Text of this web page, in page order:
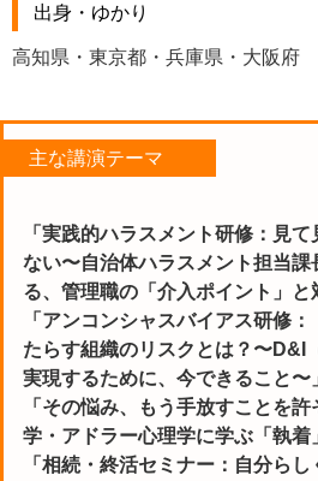
出身・ゆかり
高知県・東京都・兵庫県・大阪府
主な講演テーマ
「実践的ハラスメント研修：見
ない〜自治体ハラスメント担当課
る、管理職の「介入ポイント」と
「アンコンシャスバイアス研修
たらす組織のリスクとは？〜D&I
実現するために、今できること〜
「その悩み、もう手放すことを
学・アドラー心理学に学ぶ「執着
「相続・終活セミナー：自分ら